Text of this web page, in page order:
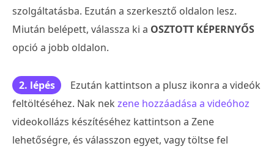
szolgáltatásba. Ezután a szerkesztő oldalon lesz.
Miután belépett, válassza ki a OSZTOTT KÉPERNYŐS
opció a jobb oldalon.
2. lépés
Ezután kattintson a plusz ikonra a videók
feltöltéséhez. Nak nek zene hozzáadása a videóhoz
videokollázs készítéséhez kattintson a Zene
lehetőségre, és válasszon egyet, vagy töltse fel